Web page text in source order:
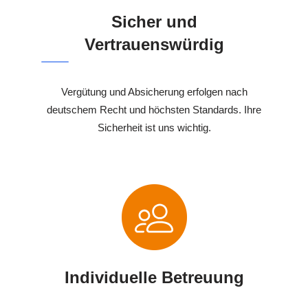
Sicher und
Vertrauenswürdig
Vergütung und Absicherung erfolgen nach
deutschem Recht und höchsten Standards. Ihre
Sicherheit ist uns wichtig.
Individuelle Betreuung